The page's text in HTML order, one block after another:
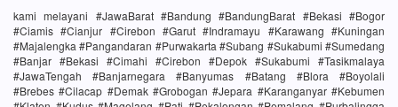
kami melayani #JawaBarat #Bandung #BandungBarat #Bekasi #Bogor
#Ciamis #Cianjur #Cirebon #Garut #Indramayu #Karawang #Kuningan
#Majalengka #Pangandaran #Purwakarta #Subang #Sukabumi #Sumedang
#Banjar #Bekasi #Cimahi #Cirebon #Depok #Sukabumi #Tasikmalaya
#JawaTengah #Banjarnegara #Banyumas #Batang #Blora #Boyolali
#Brebes #Cilacap #Demak #Grobogan #Jepara #Karanganyar #Kebumen